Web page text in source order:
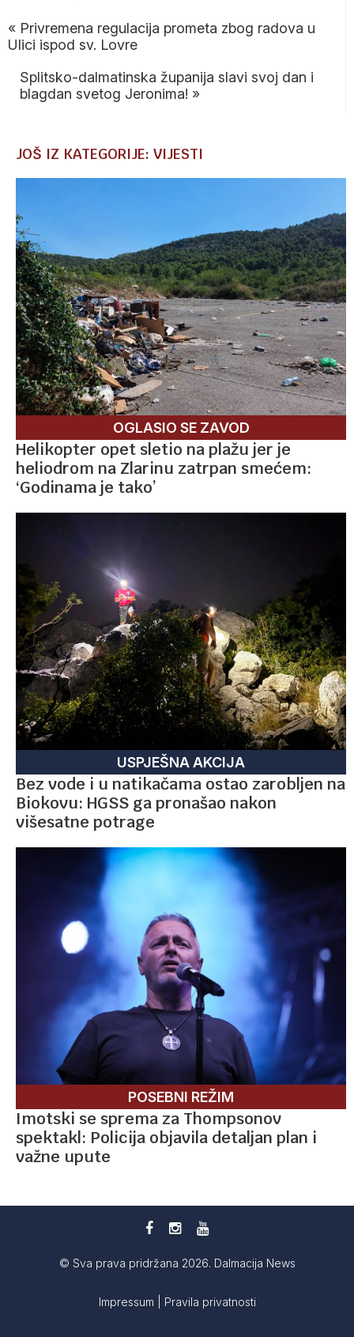
« Privremena regulacija prometa zbog radova u
Ulici ispod sv. Lovre
Splitsko-dalmatinska županija slavi svoj dan i
blagdan svetog Jeronima! »
JOŠ IZ KATEGORIJE: VIJESTI
OGLASIO SE ZAVOD
Helikopter opet sletio na plažu jer je
heliodrom na Zlarinu zatrpan smećem:
‘Godinama je tako’
USPJEŠNA AKCIJA
Bez vode i u natikačama ostao zarobljen na
Biokovu: HGSS ga pronašao nakon
višesatne potrage
POSEBNI REŽIM
Imotski se sprema za Thompsonov
spektakl: Policija objavila detaljan plan i
važne upute
© Sva prava pridržana 2026. Dalmacija News
Impressum Pravila privatnosti